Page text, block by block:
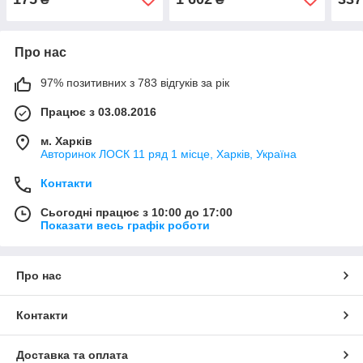
Про нас
97% позитивних з 783 відгуків за рік
Працює з 03.08.2016
м. Харків
Авторинок ЛОСК 11 ряд 1 місце, Харків, Україна
Контакти
Сьогодні працює з 10:00 до 17:00
Показати весь графік роботи
Про нас
Контакти
Доставка та оплата